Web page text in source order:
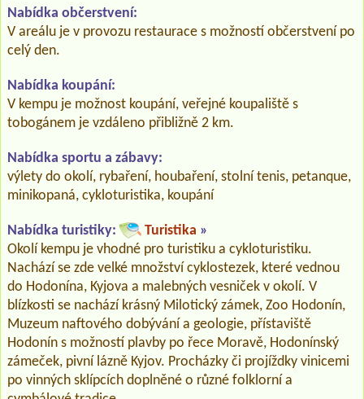
Nabídka občerstvení:
V areálu je v provozu restaurace s možností občerstvení po
celý den.
Nabídka koupání:
V kempu je možnost koupání, veřejné koupaliště s
tobogánem je vzdáleno přibližně 2 km.
Nabídka sportu a zábavy:
výlety do okolí, rybaření, houbaření, stolní tenis, petanque,
minikopaná, cykloturistika, koupání
Nabídka turistiky: Turistika »
Okolí kempu je vhodné pro turistiku a cykloturistiku.
Nachází se zde velké množství cyklostezek, které vednou
do Hodonína, Kyjova a malebných vesniček v okolí. V
blízkosti se nachází krásný Milotický zámek, Zoo Hodonín,
Muzeum naftového dobývání a geologie, přístaviště
Hodonín s možností plavby po řece Moravě, Hodonínský
zámeček, pivní lázně Kyjov. Procházky či projíždky vinicemi
po vinných sklípcích doplněné o různé folklorní a